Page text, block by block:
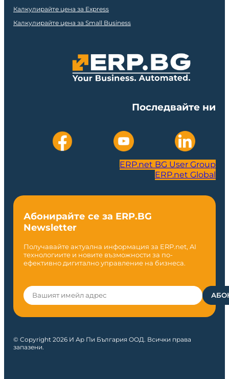
Калкулирайте цена за Express
Калкулирайте цена за Small Business
Последвайте ни
ERP.net BG User Group
ERP.net Global
Абонирайте се за ERP.BG
Newsletter
Получавайте актуална информация за ERP.net, AI
технологиите и новите възможности за по-
ефективно дигитално управление на бизнеса.
© Copyright 2026 И Ар Пи България ООД. Всички права
запазени.